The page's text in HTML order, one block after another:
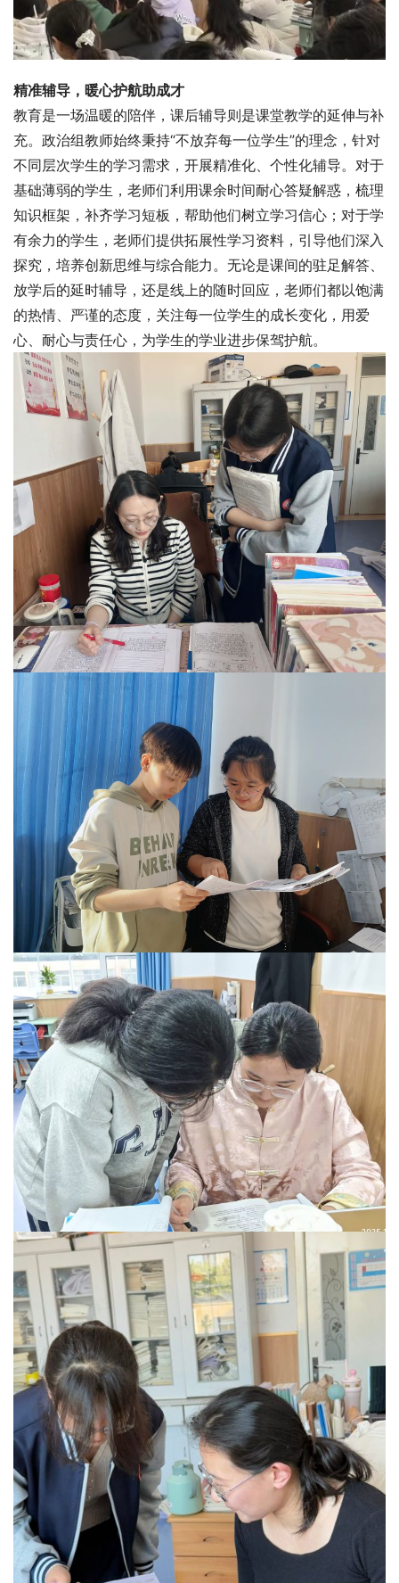
精准辅导，暖心护航助成才
教育是一场温暖的陪伴，课后辅导则是课堂教学的延伸与补
充。政治组教师始终秉持“不放弃每一位学生”的理念，针对
不同层次学生的学习需求，开展精准化、个性化辅导。对于
基础薄弱的学生，老师们利用课余时间耐心答疑解惑，梳理
知识框架，补齐学习短板，帮助他们树立学习信心；对于学
有余力的学生，老师们提供拓展性学习资料，引导他们深入
探究，培养创新思维与综合能力。无论是课间的驻足解答、
放学后的延时辅导，还是线上的随时回应，老师们都以饱满
的热情、严谨的态度，关注每一位学生的成长变化，用爱
心、耐心与责任心，为学生的学业进步保驾护航。